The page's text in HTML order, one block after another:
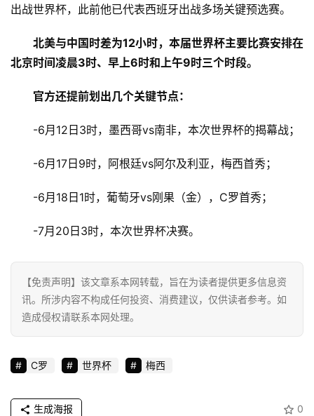
源
出战世界杯，此前他已代表西班牙出战多场关键预选赛。
北美与中国时差为12小时，本届世界杯主要比赛安排在
北京时间凌晨3时、早上6时和上午9时三个时段。
官方还提前划出几个关键节点：
-6月12日3时，墨西哥vs南非，本次世界杯的揭幕战；
-6月17日9时，阿根廷vs阿尔及利亚，梅西首秀；
-6月18日1时，葡萄牙vs刚果（金），C罗首秀；
-7月20日3时，本次世界杯决赛。
【免责声明】该文章系本网转载，旨在为读者提供更多信息资
讯。所涉内容不构成任何投资、消费建议，仅供读者参考。如
造成侵权请联系本网处理。
C罗 世界杯 梅西
0
生成海报